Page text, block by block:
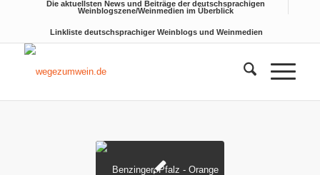
Die aktuellsten News und Beiträge der deutschsprachigen
Weinblogszene/Weinmedien im Überblick
Linkliste deutschsprachiger Weinblogs und Weinmedien